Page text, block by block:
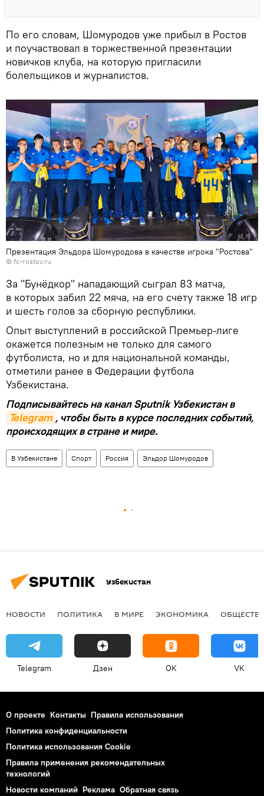
По его словам, Шомуродов уже прибыл в Ростов
и поучаствовал в торжественной презентации
новичков клуба, на которую пригласили
болельщиков и журналистов.
Презентация Эльдора Шомуродова в качестве игрока "Ростова"
© fc-rostov.ru
За "Бунёдкор" нападающий сыграл 83 матча,
в которых забил 22 мяча, на его счету также 18 игр
и шесть голов за сборную республики.
Опыт выступлений в российской Премьер-лиге
окажется полезным не только для самого
футболиста, но и для национальной команды,
отметили ранее в Федерации футбола
Узбекистана.
Подписывайтесь на канал Sputnik Узбекистан в
Telegram , чтобы быть в курсе последних событий,
происходящих в стране и мире.
В Узбекистане Спорт Россия Эльдор Шомуродов
Узбекистан
НОВОСТИ ПОЛИТИКА В МИРЕ ЭКОНОМИКА
Telegram Дзен OK VK
О проекте Контакты Правила использования
Политика конфиденциальности
Политика использования Cookie
Правила применения рекомендательных
технологий
Новости компаний Реклама Обратная связь